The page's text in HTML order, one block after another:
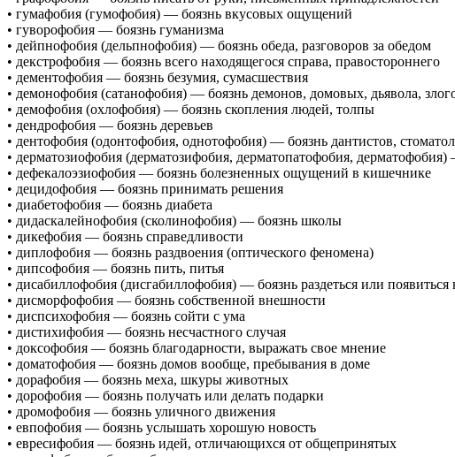
• гумафобия (гумофобия) — боязнь вкусовых ощущений
• гуворофобия — боязнь гуманизма
• дейпнофобия (дельпнофобия) — боязнь обеда, разговоров за обедом
• декстрофобия — боязнь всего находящегося справа, правостороннего
• дементофобия — боязнь безумия, сумасшествия
• демонофобия (сатанофобия) — боязнь демонов, домовых, дьявола,
• демофобия (охлофобия) — боязнь скопления людей, толпы
• дендрофобия — боязнь деревьев
• дентофобия (одонтофобия, однотофобия) — боязнь дантистов,
• дерматозиофобия (дерматозифобия, дерматопатофобия,
• дефекалоэзиофобия — боязнь болезненных ощущений в кишечнике
• децидофобия — боязнь принимать решения
• диабетофобия — боязнь диабета
• дидаскалейнофобия (сколинофобия) — боязнь школы
• дикефобия — боязнь справедливости
• диплофобия — боязнь раздвоения (оптического феномена)
• дипсофобия — боязнь пить, питья
• дисабиллофобия (дисгабиллофобия) — боязнь раздеться или
• дисморфофобия — боязнь собственной внешности
• диспсихофобия — боязнь сойти с ума
• дистихифобия — боязнь несчастного случая
• доксофобия — боязнь благодарности, выражать свое мнение
• доматофобия — боязнь домов вообще, пребывания в доме
• дорафобия — боязнь меха, шкуры животных
• дорофобия — боязнь получать или делать подарки
• дромофобия — боязнь уличного движения
• евпофобия — боязнь услышать хорошую новость
• евресифобия — боязнь идей, отличающихся от общепринятых